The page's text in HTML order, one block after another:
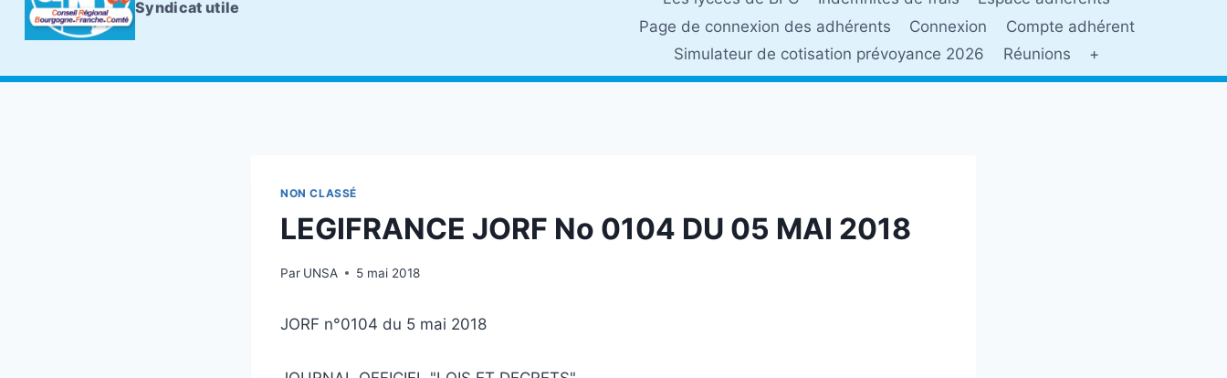
Syndicat utile
Page de connexion des adhérents
Connexion
Compte adhérent
Simulateur de cotisation prévoyance 2026
Réunions +
NON CLASSÉ
LEGIFRANCE JORF No 0104 DU 05 MAI 2018
Par UNSA 5 mai 2018
JORF n°0104 du 5 mai 2018